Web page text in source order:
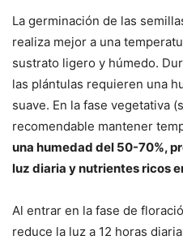
La germinación de las
realiza mejor a una
sustrato ligero y húmedo.
las plántulas requieren una
suave. En la fase vegetativa
recomendable mantener
una humedad del 50-70%,
luz diaria y nutrientes ricos
Al entrar en la fase de
reduce la luz a 12 horas